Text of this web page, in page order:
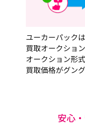
ユーカーパック
買取オークション
オークション形
買取価格がグン
安心